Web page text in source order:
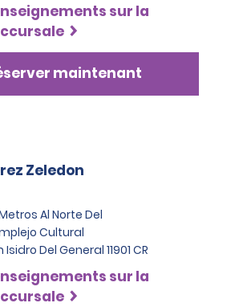
sur la
maintenant
Zeledon
Al Norte Del
Cultural
Isidro Del General 11901 CR
sur la